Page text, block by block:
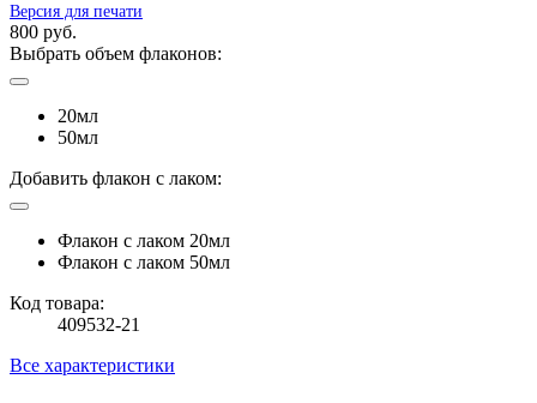
Версия для печати
800 руб.
Выбрать объем флаконов:
20мл
50мл
Добавить флакон с лаком:
Флакон с лаком 20мл
Флакон с лаком 50мл
Код товара:
409532-21
Все характеристики